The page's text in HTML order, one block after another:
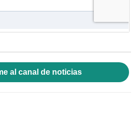
al canal de noticias